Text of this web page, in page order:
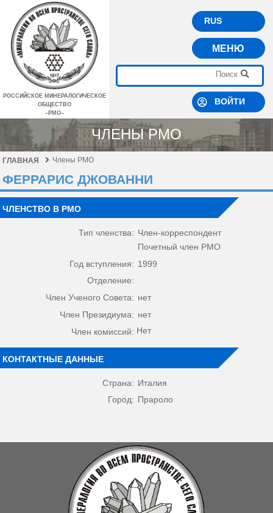
РОССИЙСКОЕ МИНЕРАЛОГИЧЕСКОЕ
ОБЩЕСТВО
–РМО–
RUS
МЕНЮ
ВОЙТИ
ЧЛЕНЫ РМО
ГЛАВНАЯ Члены РМО
ФЕРРАРИС ДЖОВАННИ
ЧЛЕНСТВО В РМО
Тип членства: Член-корреспондент
Почетный член РМО
Год вступления: 1999
Отделение:
Член Ученого Совета: нет
Член Президиума: нет
Член комиссий: Нет
КОНТАКТНЫЕ ДАННЫЕ
Страна: Италия
Город: Прароло